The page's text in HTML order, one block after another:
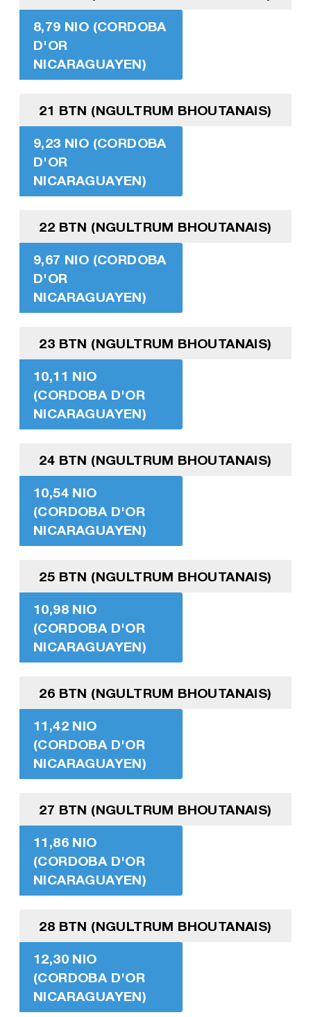
8,79 NIO (CORDOBA
D'OR
NICARAGUAYEN)
21 BTN (NGULTRUM BHOUTANAIS)
9,23 NIO (CORDOBA
D'OR
NICARAGUAYEN)
22 BTN (NGULTRUM BHOUTANAIS)
9,67 NIO (CORDOBA
D'OR
NICARAGUAYEN)
23 BTN (NGULTRUM BHOUTANAIS)
10,11 NIO
(CORDOBA D'OR
NICARAGUAYEN)
24 BTN (NGULTRUM BHOUTANAIS)
10,54 NIO
(CORDOBA D'OR
NICARAGUAYEN)
25 BTN (NGULTRUM BHOUTANAIS)
10,98 NIO
(CORDOBA D'OR
NICARAGUAYEN)
26 BTN (NGULTRUM BHOUTANAIS)
11,42 NIO
(CORDOBA D'OR
NICARAGUAYEN)
27 BTN (NGULTRUM BHOUTANAIS)
11,86 NIO
(CORDOBA D'OR
NICARAGUAYEN)
28 BTN (NGULTRUM BHOUTANAIS)
12,30 NIO
(CORDOBA D'OR
NICARAGUAYEN)